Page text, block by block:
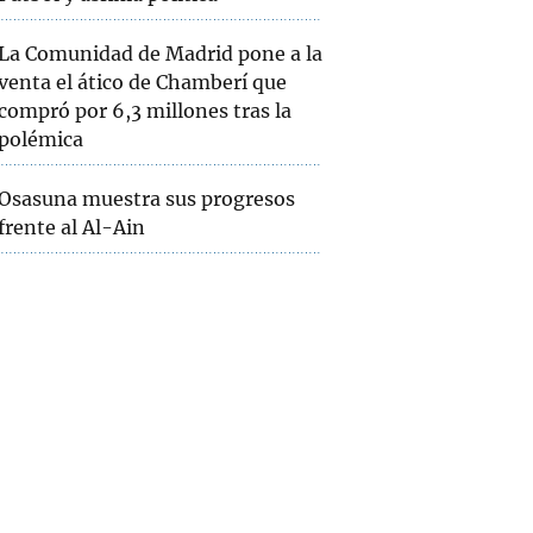
Comunidad de Madrid pone a la
el ático de Chamberí que
por 6,3 millones tras la
muestra sus progresos
al Al-Ain